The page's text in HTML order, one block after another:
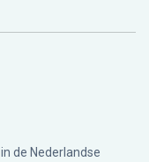
de Nederlandse